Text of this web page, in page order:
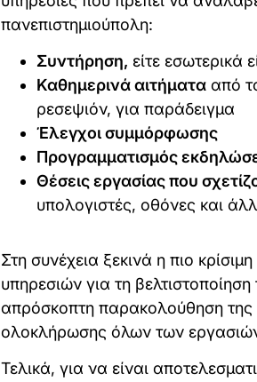
πανεπιστημιούπολη:
Συντήρηση, είτε εσωτερικά
Καθημερινά αιτήματα από
ρεσεψιόν, για παράδειγμα
Έλεγχοι συμμόρφωσης
Προγραμματισμός
Θέσεις εργασίας που
υπολογιστές, οθόνες και
Στη συνέχεια ξεκινά η πιο
υπηρεσιών για τη
απρόσκοπτη παρακολούθηση της
ολοκλήρωσης όλων των
Τελικά, για να είναι